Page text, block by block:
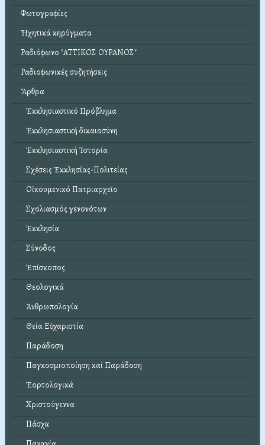
Φωτογραφίες
Ἠχητικά κηρύγματα
Ραδιόφωνο "ΑΤΤΙΚΟΣ ΟΥΡΑΝΟΣ"
Ραδιοφωνικές συζητήσεις
Ἄρθρα
Ἐκκλησιαστικό Πρόβλημα
Ἐκκλησιαστική δικαιοσύνη
Ἐκκλησιαστική Ἱστορία
Σχέσεις Ἐκκλησίας-Πολιτείας
Οἰκουμενικό Πατριαρχεῖο
Σχολιασμός γενονότων
Ἐκκλησία
Σύνοδος
Ἐπίσκοπος
Θεολογικά
Ἀνθρωπολογία
Θεία Εὐχαριστία
Παράδοση
Παγκοσμιοποίηση καί Παράδοση
Ἑορτολογικά
Χριστούγεννα
Πάσχα